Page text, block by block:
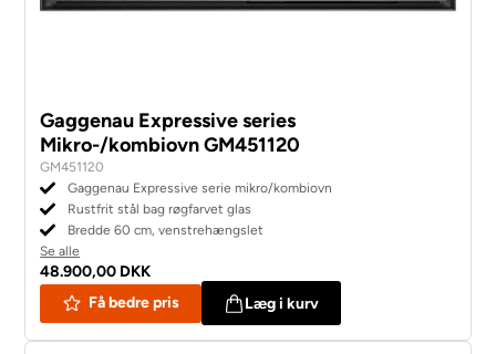
Gaggenau Expressive series
Mikro-/kombiovn GM451120
GM451120
Gaggenau Expressive serie mikro/kombiovn
Rustfrit stål bag røgfarvet glas
Bredde 60 cm, venstrehængslet
Se alle
48.900,00 DKK
Få bedre pris
Læg i kurv